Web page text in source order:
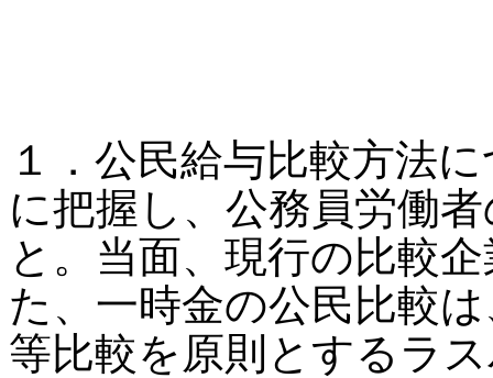
１．公民給与比較方法
に把握し、公務員労働
と。当面、現行の比較
た、一時金の公民比較
等比較を原則とするラ